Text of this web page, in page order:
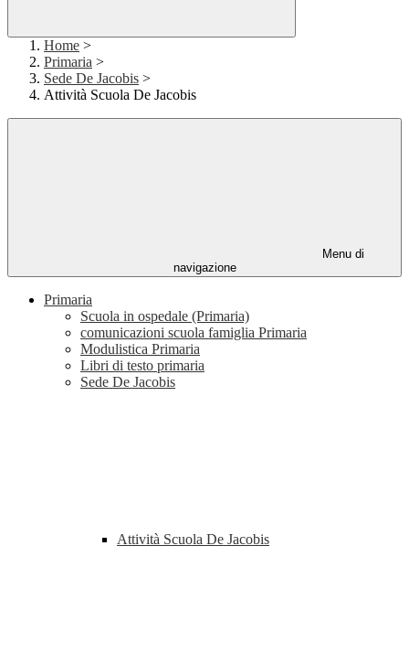
Home >
Primaria >
Sede De Jacobis >
Attività Scuola De Jacobis
Menu di
navigazione
Primaria
Scuola in ospedale (Primaria)
comunicazioni scuola famiglia Primaria
Modulistica Primaria
Libri di testo primaria
Sede De Jacobis
Attività Scuola De Jacobis